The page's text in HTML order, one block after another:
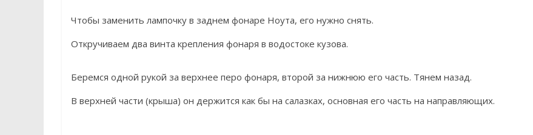
Чтобы заменить лампочку в заднем фонаре Ноута, его нужно снять.
Откручиваем два винта крепления фонаря в водостоке кузова.
Беремся одной рукой за верхнее перо фонаря, второй за нижнюю его часть. Тянем назад.
В верхней части (крыша) он держится как бы на салазках, основная его часть на направляющих.